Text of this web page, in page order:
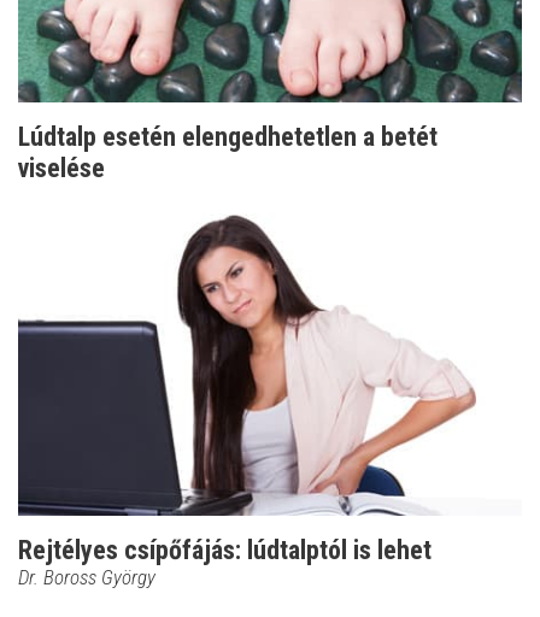
Lúdtalp esetén elengedhetetlen a betét
viselése
Rejtélyes csípőfájás: lúdtalptól is lehet
Dr. Boross György